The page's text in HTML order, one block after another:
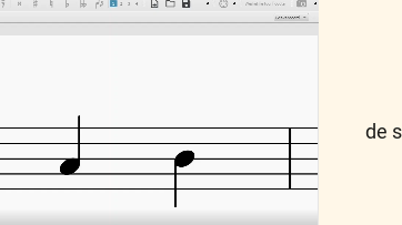
de